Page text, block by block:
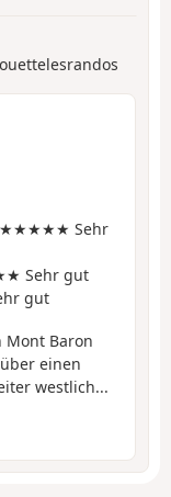
Sehr
Sehr gut
gut
Mont Baron
einen
westlich...